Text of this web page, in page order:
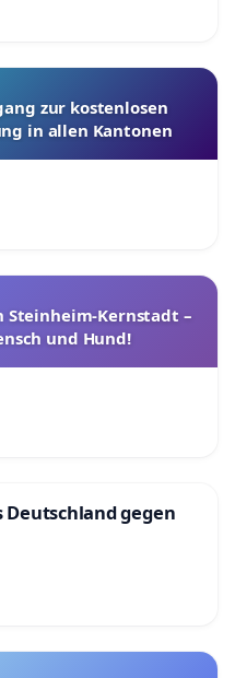
zur kostenlosen
in allen Kantonen
Steinheim-Kernstadt –
und Hund!
Deutschland gegen